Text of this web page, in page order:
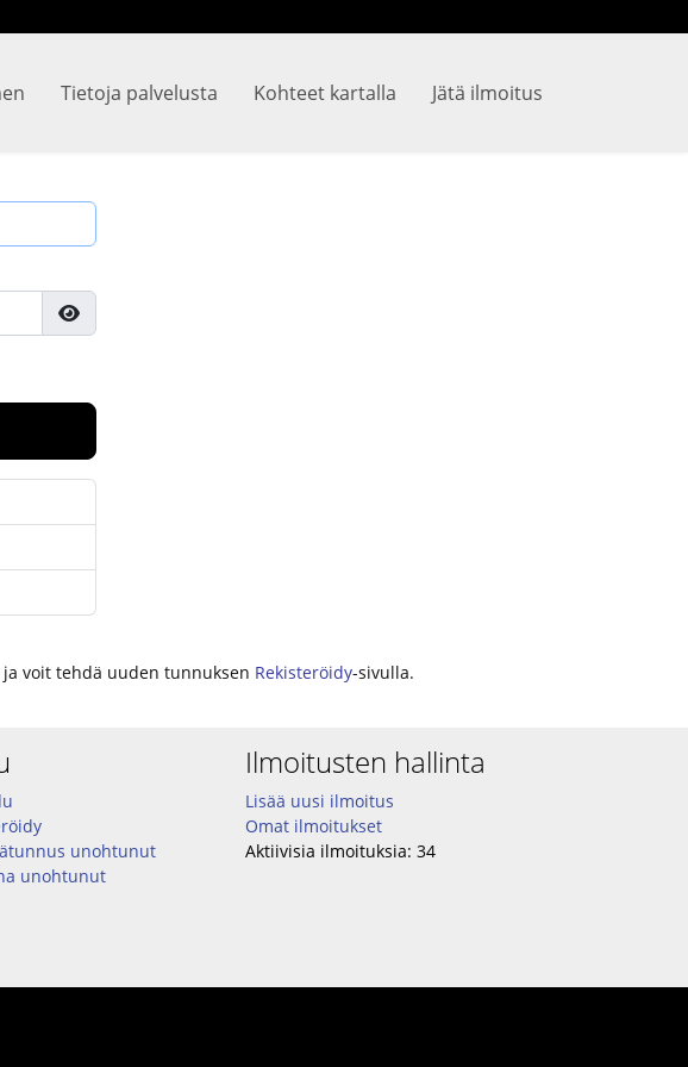
Tietoja palvelusta Kohteet kartalla Jätä ilmoitus
Näytä salasana
voit tehdä uuden tunnuksen Rekisteröidy-sivulla.
unohtunut
unohtunut
Ilmoitusten hallinta
Lisää uusi ilmoitus
Omat ilmoitukset
Aktiivisia ilmoituksia: 34